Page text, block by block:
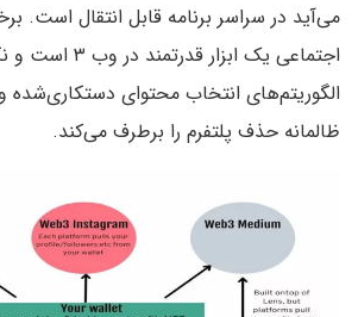
می‌آید در سراسر برنامه قابل انتقال است.
اجتماعی یک
الگوریتم‌های انتخاب محتوای دستکاری‌شده
ظالمانه حذف پلتفرم را برطرف می‌کند.